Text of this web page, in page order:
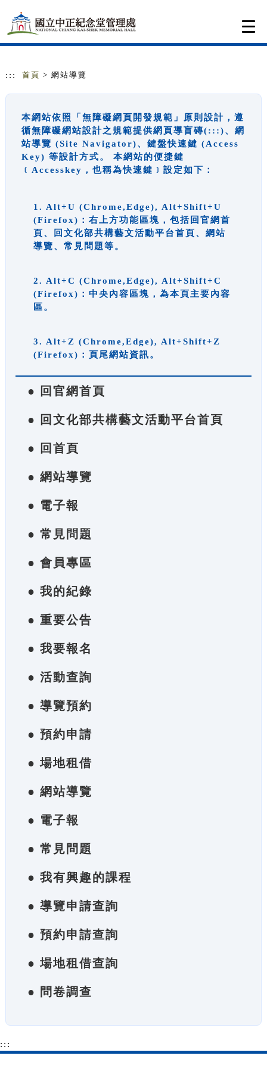
::: 首頁 > 網站導覽
本網站依照「無障礙網頁開發規範」原則設計，遵
循無障礙網站設計之規範提供網頁導盲磚(:::)、網
站導覽 (Site Navigator)、鍵盤快速鍵 (Access
Key) 等設計方式。 本網站的便捷鍵
﹝Accesskey，也稱為快速鍵﹞設定如下：
1. Alt+U (Chrome,Edge), Alt+Shift+U
(Firefox)：右上方功能區塊，包括回官網首
頁、回文化部共構藝文活動平台首頁、網站
導覽、常見問題等。
2. Alt+C (Chrome,Edge), Alt+Shift+C
(Firefox)：中央內容區塊，為本頁主要內容
區。
3. Alt+Z (Chrome,Edge), Alt+Shift+Z
(Firefox)：頁尾網站資訊。
● 回官網首頁
● 回文化部共構藝文活動平台首頁
● 回首頁
● 網站導覽
● 電子報
● 常見問題
● 會員專區
● 我的紀錄
● 重要公告
● 我要報名
● 活動查詢
● 導覽預約
● 預約申請
● 場地租借
● 網站導覽
● 電子報
● 常見問題
● 我有興趣的課程
● 導覽申請查詢
● 預約申請查詢
● 場地租借查詢
● 問卷調查
:::